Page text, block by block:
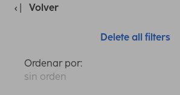
Volver
Delete all filters
Ordenar por:
sin orden